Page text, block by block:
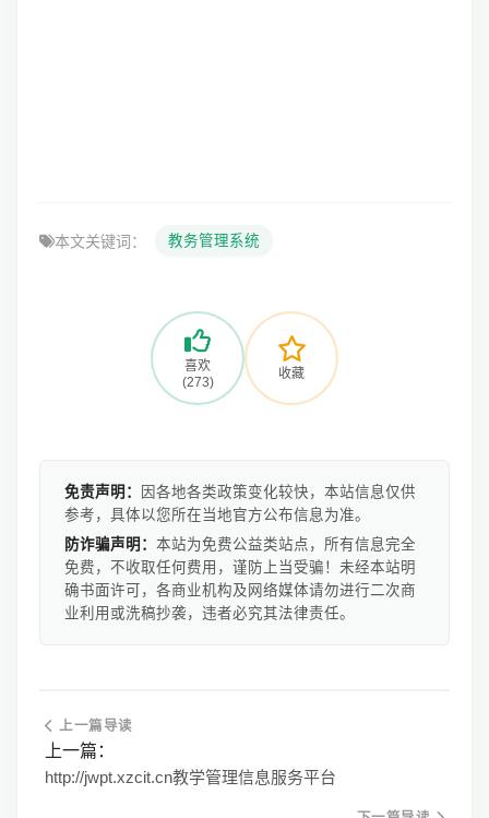
本文关键词： 教务管理系统
喜欢
(273)
收藏
免责声明：
因各地各类政策变化较快，本站信息仅供
参考，具体以您所在当地官方公布信息为准。
防诈骗声明： 本站为免费公益类站点，所有信息完全
免费，不收取任何费用，谨防上当受骗！未经本站明
确书面许可，各商业机构及网络媒体请勿进行二次商
业利用或洗稿抄袭，违者必究其法律责任。
上一篇导读
上一篇：
http://jwpt.xzcit.cn教学管理信息服务平台